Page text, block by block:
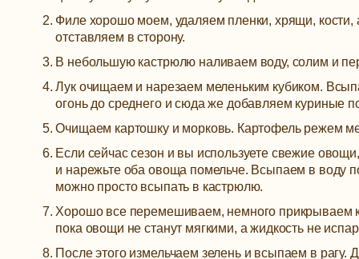
Филе хорошо моем, удаляем пленки, хрящи,
отставляем в сторону.
В небольшую кастрюлю наливаем воду, солим и
Лук очищаем и нарезаем меленьким кубиком.
огонь до среднего и сюда же добавляем куриные
Очищаем картошку и морковь. Картофель режем
Если сейчас сезон и вы используете свежие
и нарежьте оба овоща помельче. Всыпаем в воду
можно просто всыпать в кастрюлю.
Хорошо все перемешиваем, немного прикрываем
пока овощи не станут мягкими, а жидкость не
После этого измельчаем зелень и всыпаем в